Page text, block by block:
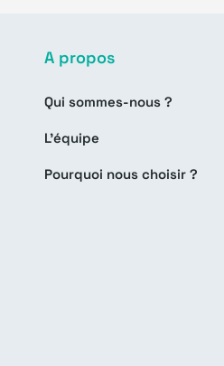
A propos
Qui sommes-nous ?
L’équipe
Pourquoi nous choisir ?